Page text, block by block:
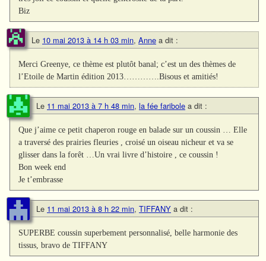
Biz
Le 10 mai 2013 à 14 h 03 min, Anne a dit :
Merci Greenye, ce thème est plutôt banal; c’est un des thèmes de
l’Etoile de Martin édition 2013………….Bisous et amitiés!
Le 11 mai 2013 à 7 h 48 min, la fée faribole a dit :
Que j’aime ce petit chaperon rouge en balade sur un coussin … Elle
a traversé des prairies fleuries , croisé un oiseau nicheur et va se
glisser dans la forêt …Un vrai livre d’histoire , ce coussin !
Bon week end
Je t’embrasse
Le 11 mai 2013 à 8 h 22 min, TIFFANY a dit :
SUPERBE coussin superbement personnalisé, belle harmonie des
tissus, bravo de TIFFANY